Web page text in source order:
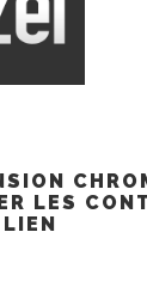
LES